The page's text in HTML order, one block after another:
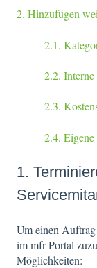
2. Hinzufügen
2.1.
2.2.
2.3.
2.4. Eigene
1.
Um einen
im mfr Portal
Möglichkeiten: